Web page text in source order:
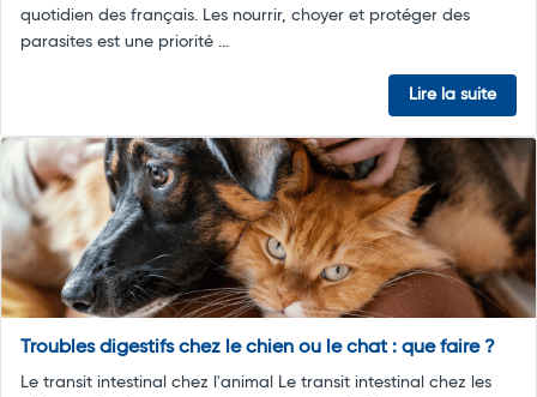
quotidien des français. Les nourrir, choyer et protéger des
parasites est une priorité ...
Lire la suite
Troubles digestifs chez le chien ou le chat : que faire ?
Le transit intestinal chez l'animal Le transit intestinal chez les